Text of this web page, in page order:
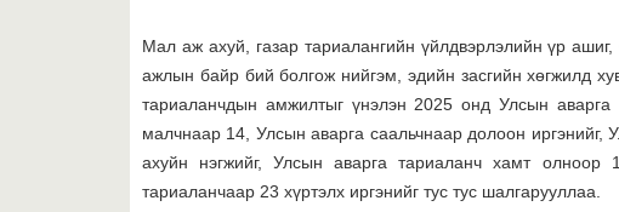
Мал аж ахуй, газар тариалангийн үйлдвэрлэлийн үр ашиг,
ажлын байр бий болгож нийгэм, эдийн засгийн хөгжилд
тариаланчдын амжилтыг үнэлэн 2025 онд Улсын
малчнаар 14, Улсын аварга саальчнаар долоон
ахуйн нэгжийг, Улсын аварга тариаланч хамт олноор
тариаланчаар 23 хүртэлх иргэнийг тус тус шалгарууллаа.